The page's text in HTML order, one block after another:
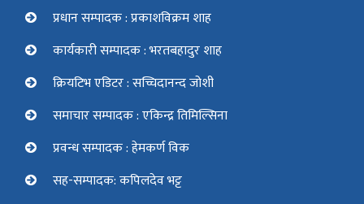
प्रधान सम्पादक : प्रकाशविक्रम शाह
कार्यकारी सम्पादक : भरतबहादुर शाह
क्रियटिभ एडिटर : सच्चिदानन्द जोशी
समाचार सम्पादक : एकिन्द्र तिमिल्सिना
प्रवन्ध सम्पादक : हेमकर्ण विक
सह-सम्पादक: कपिलदेव भट्ट